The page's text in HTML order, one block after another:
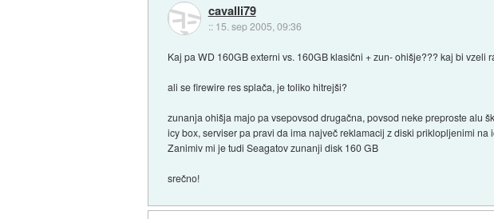
cavalli79
:: 15. sep 2005, 09:36
Kaj pa WD 160GB externi vs. 160GB klasični + zun- ohišje??? kaj bi vzeli
ali se firewire res splača, je toliko hitrejši?
zunanja ohišja majo pa vsepovsod drugačna, povsod neke preproste alu
icy box, serviser pa pravi da ima največ reklamacij z diski priklopljenimi
Zanimiv mi je tudi Seagatov zunanji disk 160 GB
srečno!